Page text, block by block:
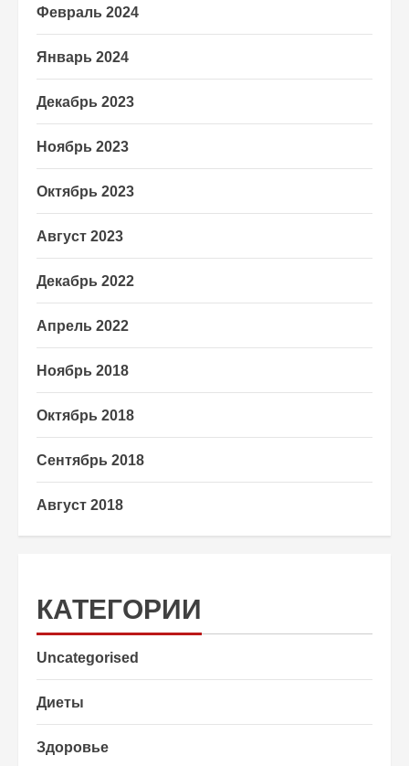
Февраль 2024
Январь 2024
Декабрь 2023
Ноябрь 2023
Октябрь 2023
Август 2023
Декабрь 2022
Апрель 2022
Ноябрь 2018
Октябрь 2018
Сентябрь 2018
Август 2018
КАТЕГОРИИ
Uncategorised
Диеты
Здоровье